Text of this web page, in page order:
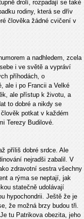
drolí, rozpadají se také
rodiny, která se dřív
člověka žádné cvičení v
a nadhledem, zcela
i ve světě a vypráví
příhodách, o
ale i po Francii a Velké
ale přístup k životu, a
to dobré a nikdy se
potkat v každém
Terezy Budilové.
příliš dobré srdce. Ale
nejradši zabalil. V
zdravotní sestra všechny
a rýma se neptají, jak
statečně udolávají
hypochondrii. Ještě že je
že možná brzy budou tři.
tu Patrikova obezita, jeho